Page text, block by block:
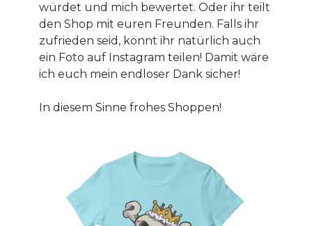
würdet und mich bewertet. Oder ihr teilt
den Shop mit euren Freunden. Falls ihr
zufrieden seid, könnt ihr natürlich auch
ein Foto auf Instagram teilen! Damit wäre
ich euch mein endloser Dank sicher!
In diesem Sinne frohes Shoppen!